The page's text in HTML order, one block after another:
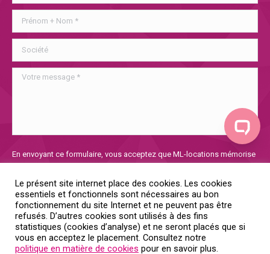
laisser
champ
vide.
En envoyant ce formulaire, vous acceptez que ML-locations mémorise
vous voulez en savoir plus sur notre politique de confidentialité, vous
la trouverez
Oui, je donne mon consentement
Le présent site internet place des cookies. Les cookies
essentiels et fonctionnels sont nécessaires au bon
fonctionnement du site Internet et ne peuvent pas être
refusés. D’autres cookies sont utilisés à des fins
statistiques (cookies d’analyse) et ne seront placés que si
vous en acceptez le placement. Consultez notre
politique en matière de cookies pour en savoir plus.